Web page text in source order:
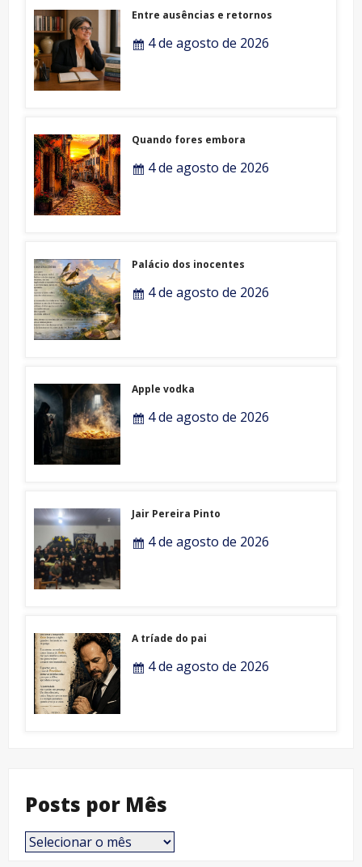
Entre ausências e retornos
4 de agosto de 2026
Quando fores embora
4 de agosto de 2026
Palácio dos inocentes
4 de agosto de 2026
Apple vodka
4 de agosto de 2026
Jair Pereira Pinto
4 de agosto de 2026
A tríade do pai
4 de agosto de 2026
Posts por Mês
Posts
por